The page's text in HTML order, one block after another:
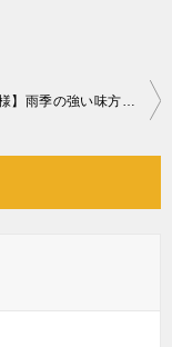
【限定3名様】雨季の強い味方！コンプレッサー式 パワフル除湿機片付け